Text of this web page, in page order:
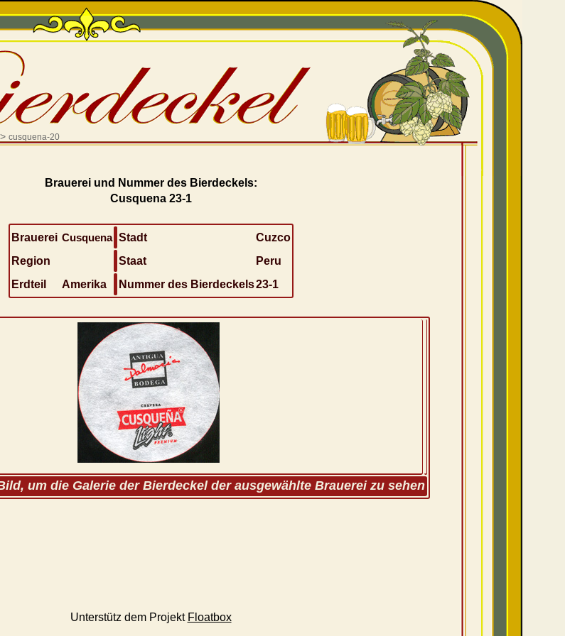
cusquena-20
Brauerei und Nummer des Bierdeckels:
Cusquena 23-1
Brauerei Cusquena Stadt
Cuzco
Region
Staat
Peru
Erdteil
Amerika Nummer des Bierdeckels23-1
um die Galerie der Bierdeckel der ausgewählte Brauerei zu sehen
Unterstütz dem Projekt Floatbox